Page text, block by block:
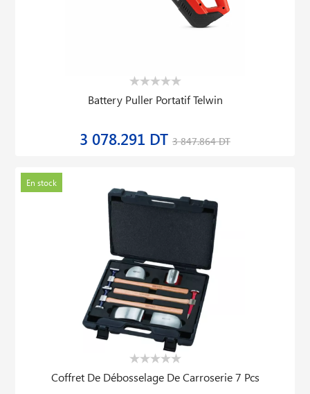
Battery Puller Portatif Telwin
3 078.291 DT 3 847.864 DT
En stock
Coffret De Débosselage De Carroserie 7 Pcs